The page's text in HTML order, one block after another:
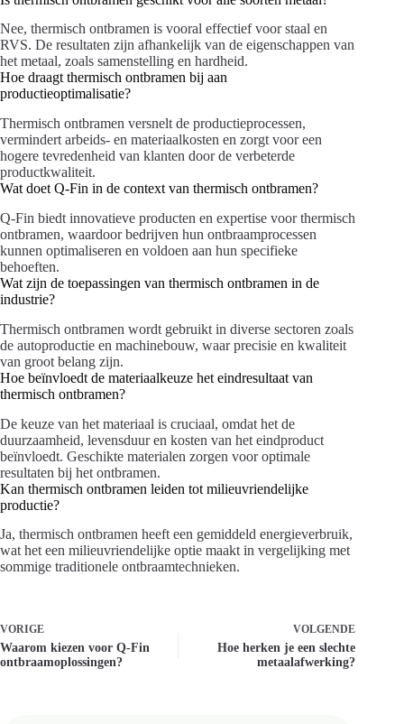
Nee, thermisch ontbramen is vooral effectief voor staal en
RVS. De resultaten zijn afhankelijk van de eigenschappen van
het metaal, zoals samenstelling en hardheid.
Hoe draagt thermisch ontbramen bij aan
productieoptimalisatie?
Thermisch ontbramen versnelt de productieprocessen,
vermindert arbeids- en materiaalkosten en zorgt voor een
hogere tevredenheid van klanten door de verbeterde
productkwaliteit.
Wat doet Q-Fin in de context van thermisch ontbramen?
Q-Fin biedt innovatieve producten en expertise voor thermisch
ontbramen, waardoor bedrijven hun ontbraamprocessen
kunnen optimaliseren en voldoen aan hun specifieke
behoeften.
Wat zijn de toepassingen van thermisch ontbramen in de
industrie?
Thermisch ontbramen wordt gebruikt in diverse sectoren zoals
de autoproductie en machinebouw, waar precisie en kwaliteit
van groot belang zijn.
Hoe beïnvloedt de materiaalkeuze het eindresultaat van
thermisch ontbramen?
De keuze van het materiaal is cruciaal, omdat het de
duurzaamheid, levensduur en kosten van het eindproduct
beïnvloedt. Geschikte materialen zorgen voor optimale
resultaten bij het ontbramen.
Kan thermisch ontbramen leiden tot milieuvriendelijke
productie?
Ja, thermisch ontbramen heeft een gemiddeld energieverbruik,
wat het een milieuvriendelijke optie maakt in vergelijking met
sommige traditionele ontbraamtechnieken.
VORIGE
Waarom kiezen voor Q-Fin
ontbraamoplossingen?
VOLGENDE
Hoe herken je een slechte
metaalafwerking?